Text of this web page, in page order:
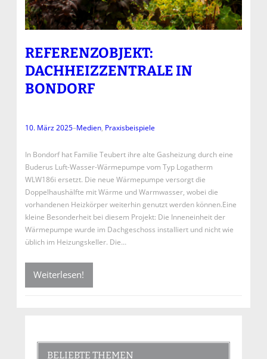
REFERENZOBJEKT:
DACHHEIZZENTRALE IN
BONDORF
10. März 2025–Medien, Praxisbeispiele
In Bondorf hat Familie Teubert ihre alte Gasheizung durch eine
Buderus Luft-Wasser-Wärmepumpe vom Typ Logatherm
WLW186i ersetzt. Die neue Wärmepumpe versorgt die
Doppelhaushälfte mit Wärme und Warmwasser, wobei die
vorhandenen Heizkörper weiterhin genutzt werden können.Eine
kleine Besonderheit bei diesem Projekt: Die Inneneinheit der
Wärmepumpe wurde im Dachgeschoss installiert und nicht wie
üblich im Heizungskeller. Die…
Weiterlesen!
BELIEBTE THEMEN